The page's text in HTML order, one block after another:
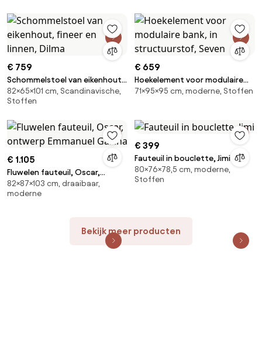
€ 759
Schommelstoel van eikenhout,
fineer en linnen, Dilma
82×65×101 cm, Scandinavische,
Stoffen
€ 659
Hoekelement voor modulaire
bank, in structuurstof, Seven
71×95×95 cm, moderne, Stoffen
€ 1.105
Fluwelen fauteuil, Oscar,
ontwerp Emmanuel Gallina
82×87×103 cm, draaibaar,
moderne
€ 399
Fauteuil in bouclette, Jimi
80×76×78,5 cm, moderne,
Stoffen
Bekijk meer producten